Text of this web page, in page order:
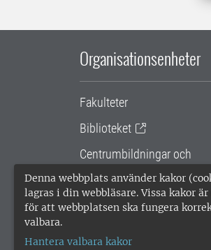
Denna webbplats använder kakor
lagras i din webbläsare. Vissa kakor
för att webbplatsen ska fungera
valbara.
Hantera valbara kakor
Organisationsenheter
Fakulteter
Biblioteket
Centrumbildningar och
samarbetsprojekt
Gemensamma